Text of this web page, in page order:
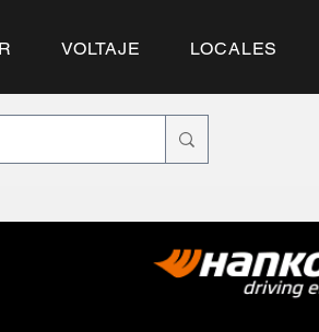
VOLTAJE LOCALES